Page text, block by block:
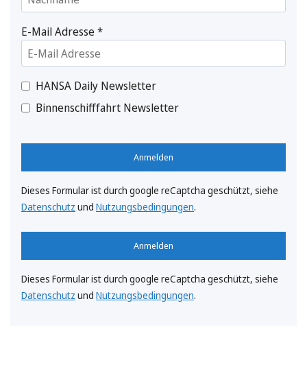
E-Mail Adresse*
HANSA Daily Newsletter
Binnenschifffahrt Newsletter
Anmelden
Dieses Formular ist durch google reCaptcha geschützt, siehe
Datenschutz und Nutzungsbedingungen.
Anmelden
Dieses Formular ist durch google reCaptcha geschützt, siehe
Datenschutz und Nutzungsbedingungen.